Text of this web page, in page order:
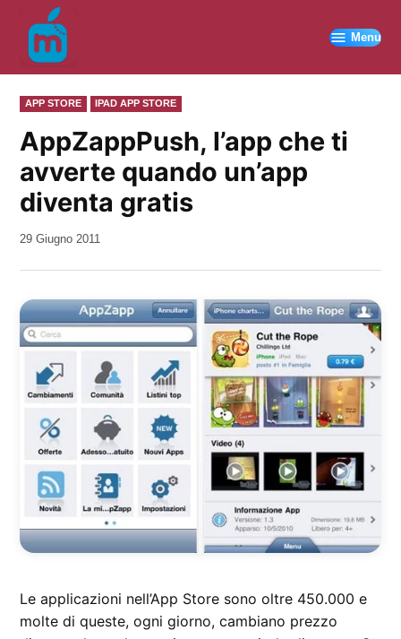
contenuto
Menu
PUBBLICATO
IN
APP STORE IPAD APP STORE
AppZappPush, l’app che ti
avverte quando un’app
diventa gratis
da
29 Giugno 2011
Le applicazioni nell’App Store sono oltre 450.000 e
molte di queste, ogni giorno, cambiano prezzo